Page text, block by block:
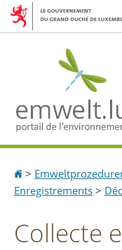
Aller
Aller
Accueil
>
Enregistrements >
Collecte